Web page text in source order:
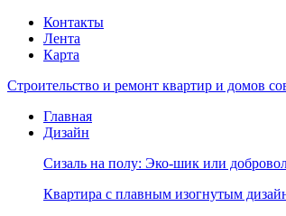
Контакты
Лента
Карта
Строительство и ремонт квартир и домов
Главная
Дизайн
Сизаль на полу: Эко-шик или
Квартира с плавным изогнутым